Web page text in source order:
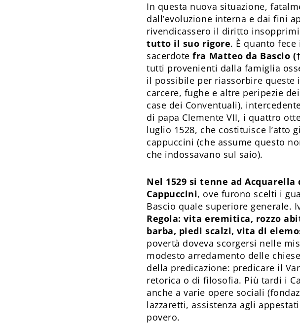
In questa nuova situazione,
dall’evoluzione interna e dai fini
rivendicassero il diritto
tutto il suo rigore. È quanto
sacerdotefra Matteo da Bascio
tutti provenienti dalla famiglia
il possibile per riassorbire queste
carcere, fughe e altre peripezie
case dei Conventuali),
di papa Clemente VII, i quattro
luglio 1528, che costituisce
cappuccini (che assume questo
che indossavano sul saio).
Nel 1529 si tenne ad
Cappuccini, ove furono scelti i
Bascio quale superiore generale.
Regola: vita eremitica, rozzo
barba, piedi scalzi, vita di
povertà doveva scorgersi nelle
modesto arredamento delle
della predicazione: predicare il
retorica o di filosofia. Più tardi i
anche a varie opere sociali
lazzaretti, assistenza agli
povero.